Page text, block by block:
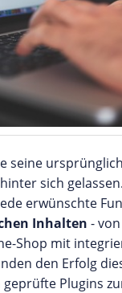
sich
erwünschte
Inhalten -
Shop mit
den Erfolg
Plugins